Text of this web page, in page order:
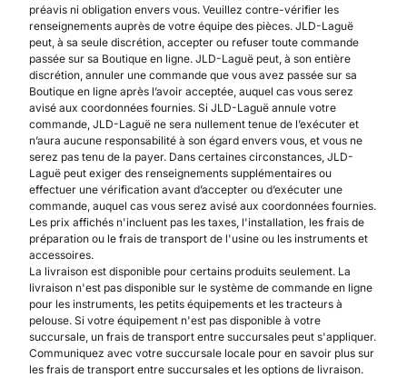
préavis ni obligation envers vous. Veuillez contre-vérifier les
renseignements auprès de votre équipe des pièces. JLD-Laguë
peut, à sa seule discrétion, accepter ou refuser toute commande
passée sur sa Boutique en ligne. JLD-Laguë peut, à son entière
discrétion, annuler une commande que vous avez passée sur sa
Boutique en ligne après l’avoir acceptée, auquel cas vous serez
avisé aux coordonnées fournies. Si JLD-Laguë annule votre
commande, JLD-Laguë ne sera nullement tenue de l’exécuter et
n’aura aucune responsabilité à son égard envers vous, et vous ne
serez pas tenu de la payer. Dans certaines circonstances, JLD-
Laguë peut exiger des renseignements supplémentaires ou
effectuer une vérification avant d’accepter ou d’exécuter une
commande, auquel cas vous serez avisé aux coordonnées fournies.
Les prix affichés n'incluent pas les taxes, l'installation, les frais de
préparation ou le frais de transport de l'usine ou les instruments et
accessoires.
La livraison est disponible pour certains produits seulement. La
livraison n'est pas disponible sur le système de commande en ligne
pour les instruments, les petits équipements et les tracteurs à
pelouse. Si votre équipement n'est pas disponible à votre
succursale, un frais de transport entre succursales peut s'appliquer.
Communiquez avec votre succursale locale pour en savoir plus sur
les frais de transport entre succursales et les options de livraison.